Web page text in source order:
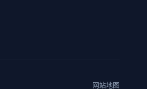
网站地图